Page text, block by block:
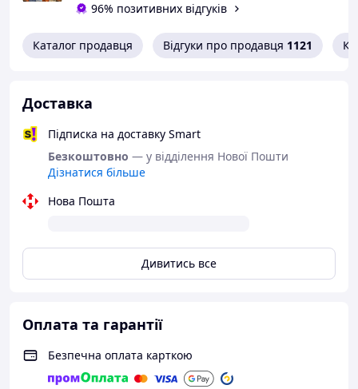
96% позитивних відгуків
Каталог продавця Відгуки про продавця 1121
Доставка
Підписка на доставку Smart
Безкоштовно — у відділення Нової Пошти
Дізнатися більше
Нова Пошта
Дивитись все
Оплата та гарантії
Безпечна оплата карткою